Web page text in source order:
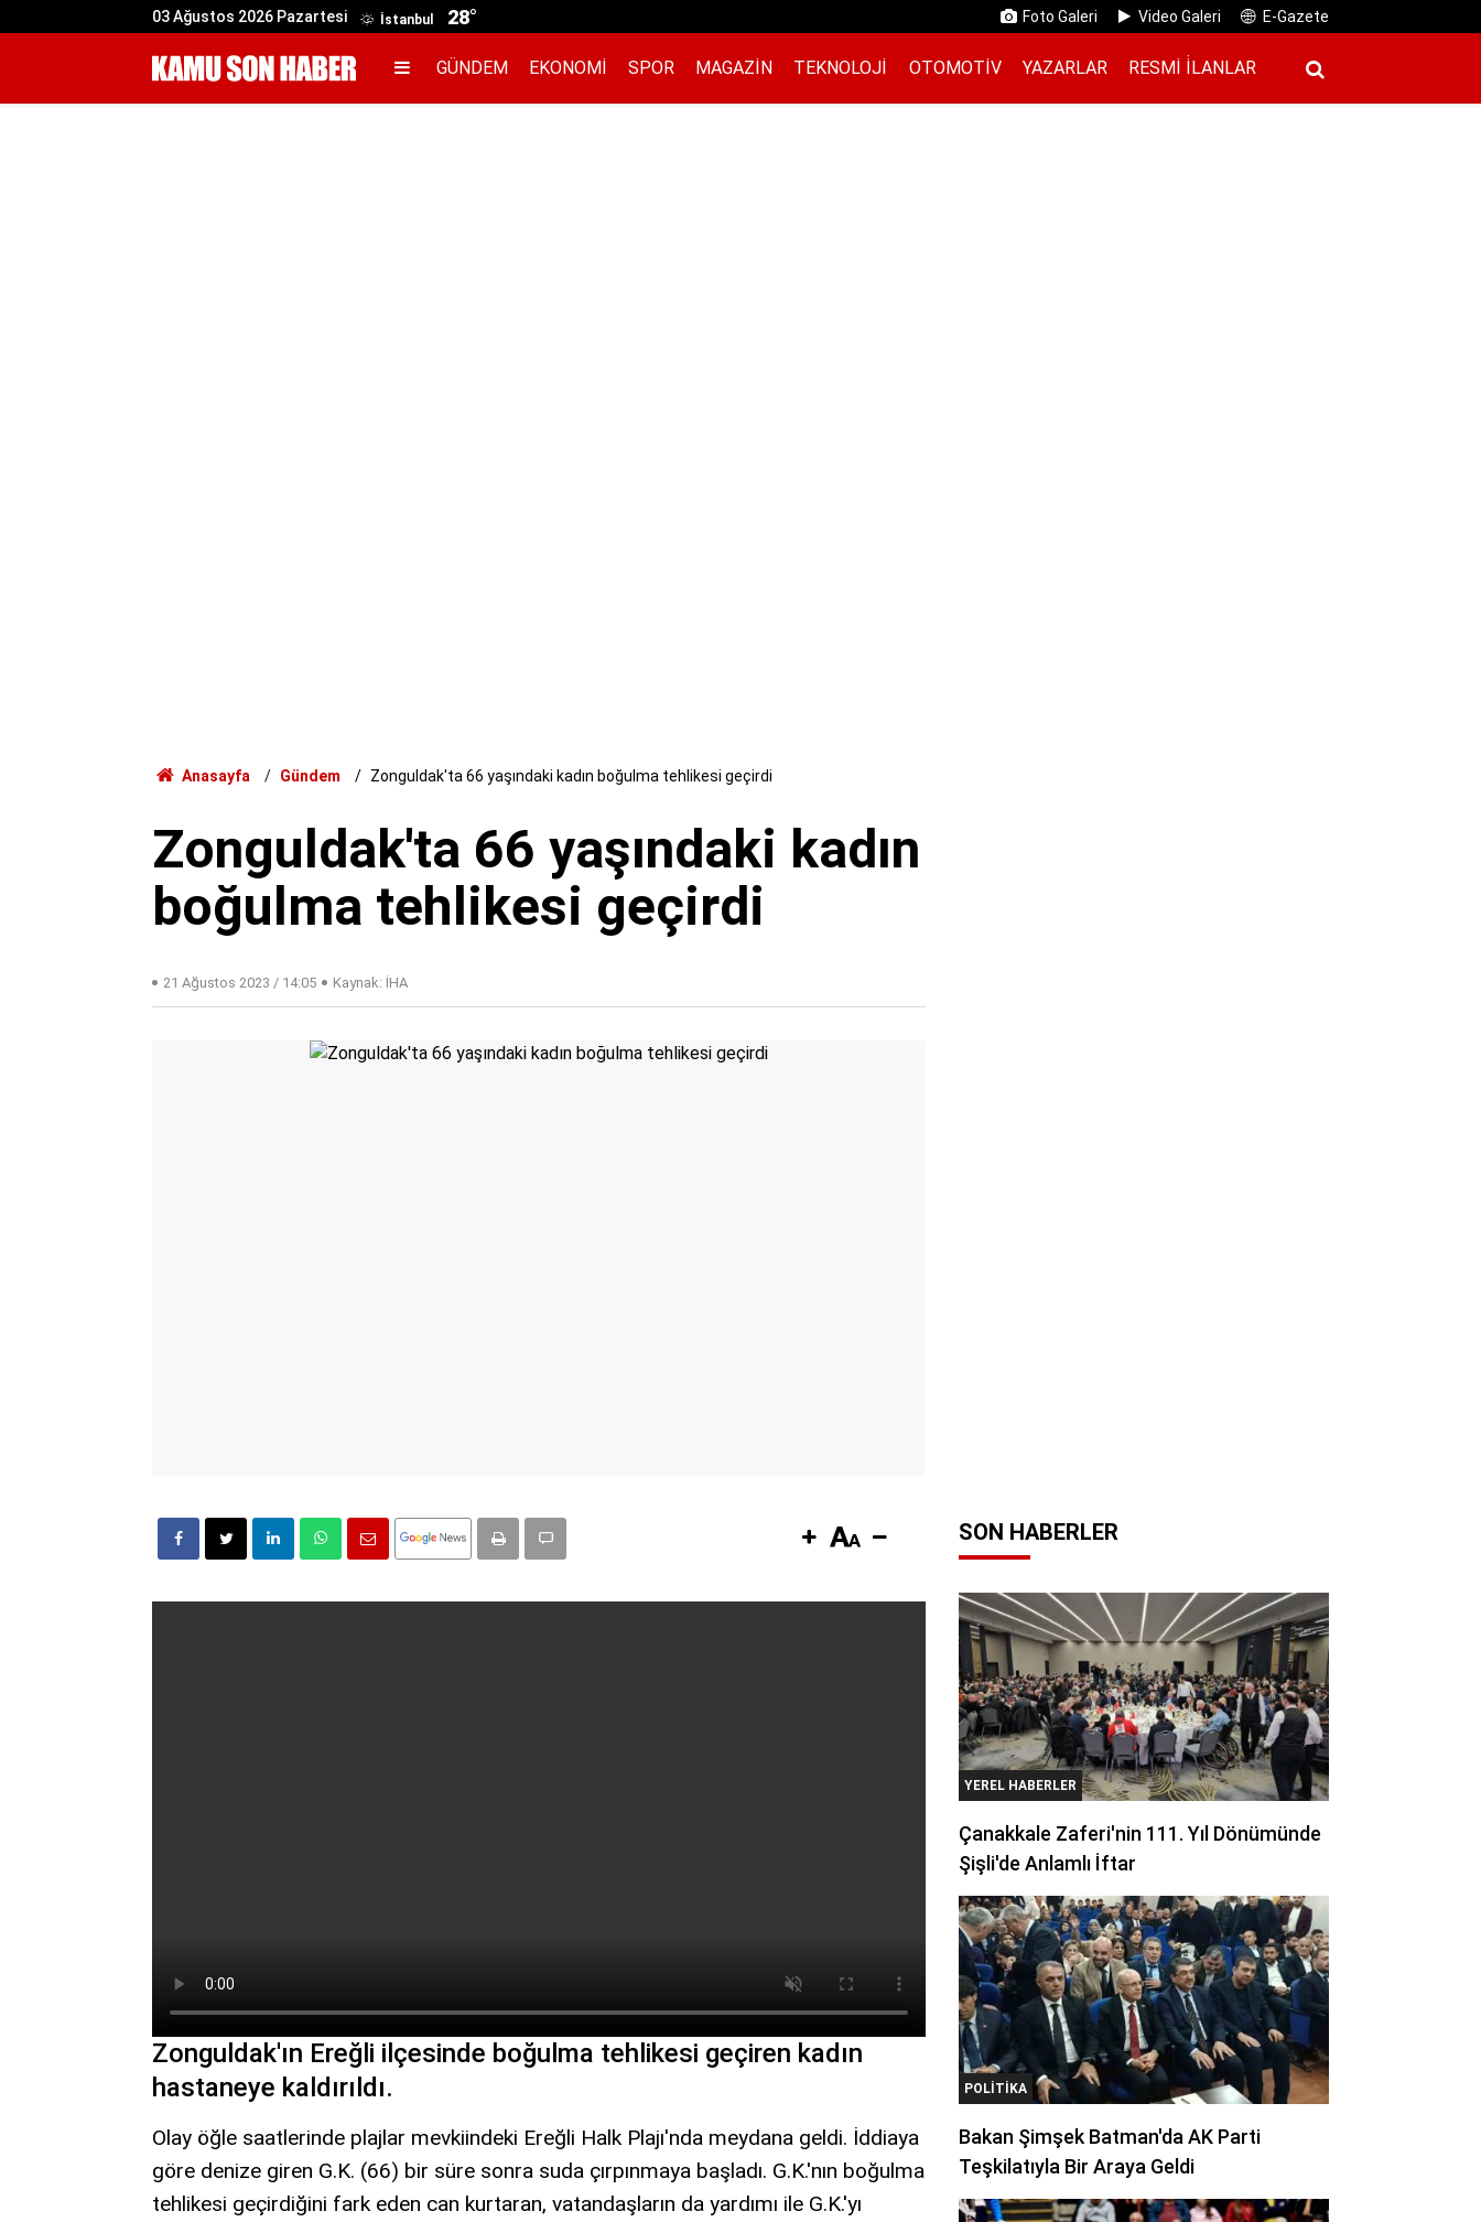
03 Ağustos 2026 Pazartesi İstanbul 28° Foto Galeri Video Galeri E-Gazete
GÜNDEM EKONOMI SPOR MAGAZIN TEKNOLOJI OTOMOTIV YAZARLAR RESMI İ̇LANLAR
Anasayfa Gündem Zonguldak'ta 66 yaşındaki kadın boğulma tehlikesi geçirdi
Zonguldak'ta 66 yaşındaki kadın
boğulma tehlikesi geçirdi
21 Ağustos 2023 / 14:05 Kaynak: İHA
Zonguldak'ın Ereğli ilçesinde boğulma tehlikesi geçiren kadın
hastaneye kaldırıldı.
Olay öğle saatlerinde plajlar mevkiindeki Ereğli Halk Plajı'nda meydana geldi. İddiaya
göre denize giren G.K. (66) bir süre sonra suda çırpınmaya başladı. G.K.'nın boğulma
tehlikesi geçirdiğini fark eden can kurtaran, vatandaşların da yardımı ile G.K.'yı
SON HABERLER
YEREL HABERLER
Çanakkale Zaferi'nin 111. Yıl Dönümünde
Şişli'de Anlamlı İftar
POLITIKA
Bakan Şimşek Batman'da AK Parti
Teşkilatıyla Bir Araya Geldi